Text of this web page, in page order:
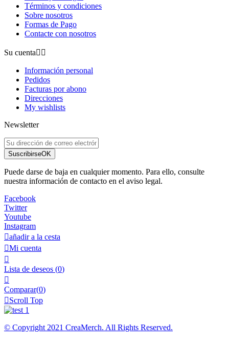
Términos y condiciones
Sobre nosotros
Formas de Pago
Contacte con nosotros
Su cuenta 
Información personal
Pedidos
Facturas por abono
Direcciones
My wishlists
Newsletter
SuscribirseOK
Puede darse de baja en cualquier momento. Para ello, consulte
nuestra información de contacto en el aviso legal.
Facebook
Twitter
Youtube
Instagram
añadir a la cesta
Mi cuenta

Lista de deseos (0)

Comparar(0)
Scroll Top
© Copyright 2021 CreaMerch. All Rights Reserved.